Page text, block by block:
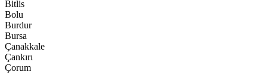
Bitlis
Bolu
Burdur
Bursa
Çanakkale
Çankırı
Çorum